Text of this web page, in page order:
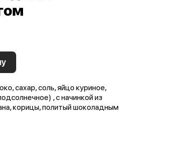
сахар, соль, яйцо куриное,
, с начинкой из
корицы, политый шоколадным